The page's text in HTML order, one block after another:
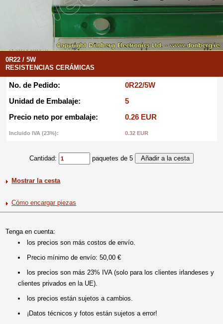
0R22 / 5W
RESISTENCIAS CERÁMICAS
No. de Pedido:
0R22/5W
Unidad de Embalaje:
5
Precio neto por embalaje:
0.26 EUR
Incluido IVA (23%): 0.32 EUR
Cantidad: paquetes de 5
Mostrar la cesta
Cómo encargar piezas
Tenga en cuenta:
los precios son más costos de envío.
Precio mínimo de envío: 50,00 €
los precios son más 23% IVA (solo para los clientes irlandeses y
clientes privados en la UE).
los precios están sujetos a cambios.
¡Datos técnicos y fotos están sujetos a error!